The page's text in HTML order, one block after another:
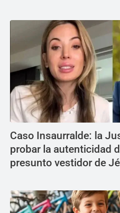
Caso Insaurralde: la
probar la autenticidad
presunto vestidor de